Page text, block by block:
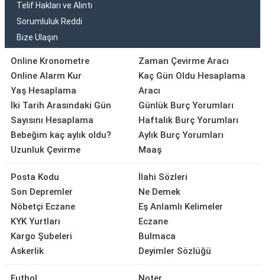
Telif Hakları ve Alıntı
Sorumluluk Reddi
Bize Ulaşın
Online Kronometre
Online Alarm Kur
Yaş Hesaplama
İki Tarih Arasındaki Gün
Sayısını Hesaplama
Bebeğim kaç aylık oldu?
Uzunluk Çevirme
Zaman Çevirme Aracı
Kaç Gün Oldu Hesaplama
Aracı
Günlük Burç Yorumları
Haftalık Burç Yorumları
Aylık Burç Yorumları
Maaş
Posta Kodu
Son Depremler
Nöbetçi Eczane
KYK Yurtları
Kargo Şubeleri
Askerlik
İlahi Sözleri
Ne Demek
Eş Anlamlı Kelimeler
Eczane
Bulmaca
Deyimler Sözlüğü